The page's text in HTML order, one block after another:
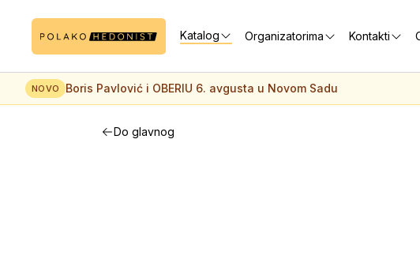
Katalog Organizatorima Kontakti
NOVO Boris Pavlović i OBERIU 6. avgusta u Novom Sadu
Do glavnog